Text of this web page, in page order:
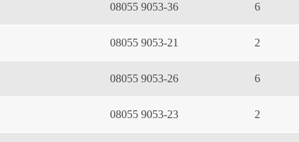
08055 9053-36 6
08055 9053-21 2
08055 9053-26 6
08055 9053-23 2